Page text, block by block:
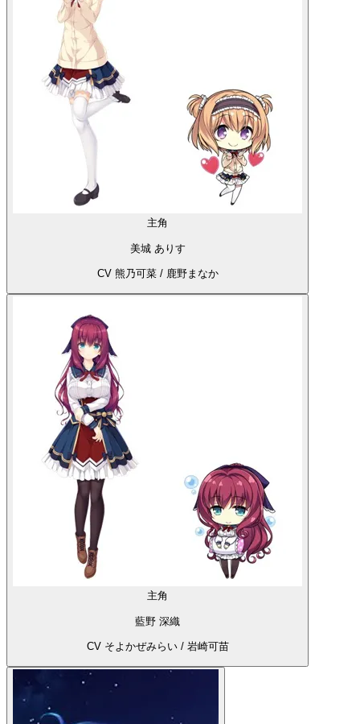
主角
美城 ありす
CV 熊乃可菜 / 鹿野まなか
主角
藍野 深織
CV そよかぜみらい / 岩崎可苗